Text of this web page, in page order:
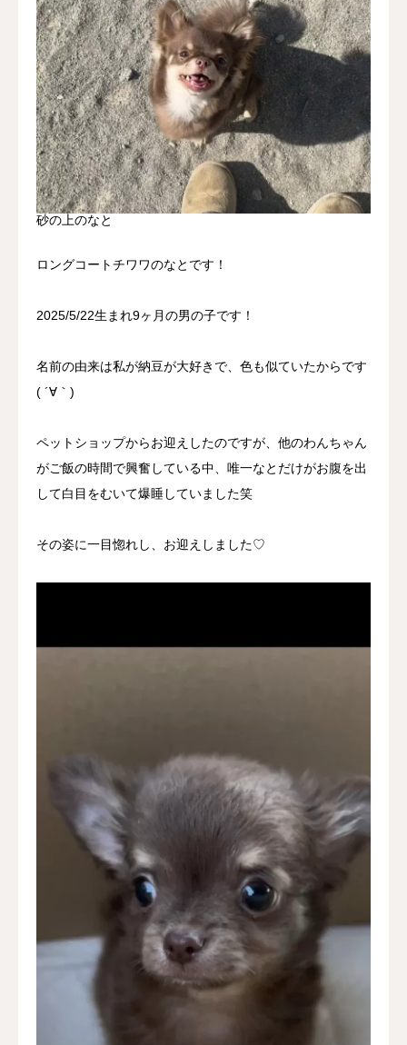
砂の上のなと
ロングコートチワワのなとです！
2025/5/22生まれ9ヶ月の男の子です！
名前の由来は私が納豆が大好きで、色も似ていたからです
( ´∀｀)
ペットショップからお迎えしたのですが、他のわんちゃん
がご飯の時間で興奮している中、唯一なとだけがお腹を出
して白目をむいて爆睡していました笑
その姿に一目惚れし、お迎えしました♡